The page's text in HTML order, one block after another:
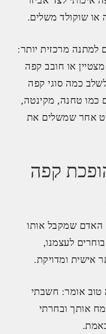
משלים.
מרכזית יותר:
או חובב קפה
כמה סוגי קפה
טחנה, מקינטה,
שמשלים את
קפה
שמקבל אותו
לעצמנו,
ומדויקת.
אומר: חשבתי
ובחרתי